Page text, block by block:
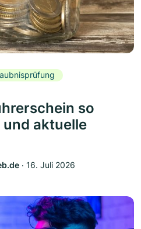
so
aktuelle
‧ 16. Juli 2026